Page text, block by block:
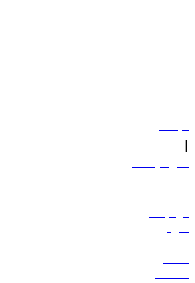
سياساتنا
|
الشروط والأحكام
حجز الرحلات
العروض
الوجهات
الأمتعة
المساعدة